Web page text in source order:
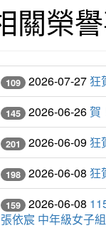
關榮
109 2026-07-27 狂
145 2026-06-26賀
201 2026-06-09 狂
198 2026-06-08 狂
159 2026-06-08
張依宸 中年級女子